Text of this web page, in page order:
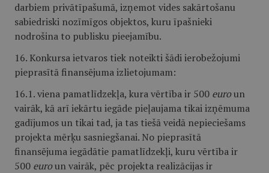
darbiem privātīpašumā, izņemot vides sakārtošanu
sabiedriski nozīmīgos objektos, kuru īpašnieki
nodrošina to publisku pieejamību.
16. Konkursa ietvaros tiek noteikti šādi ierobežojumi
pieprasītā finansējuma izlietojumam:
16.1. viena pamatlīdzekļa, kura vērtība ir 500 euroun
vairāk, kā arī iekārtu iegāde pieļaujama tikai izņēmuma
gadījumos un tikai tad, ja tas tiešā veidā nepieciešams
projekta mērķu sasniegšanai. No pieprasītā
finansējuma iegādātie pamatlīdzekļi, kuru vērtība ir
500 euroun vairāk, pēc projekta realizācijas ir